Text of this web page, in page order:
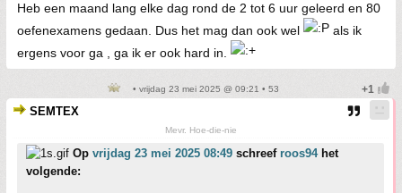
Heb een maand lang elke dag rond de 2 tot 6 uur geleerd en 80
oefenexamens gedaan. Dus het mag dan ook wel
als ik
ergens voor ga , ga ik er ook hard in.
• vrijdag 23 mei 2025 @ 09:21 • 53
SEMTEX
Mevr. Hoe-die-nie
Op vrijdag 23 mei 2025 08:49 schreef roos94het
volgende: